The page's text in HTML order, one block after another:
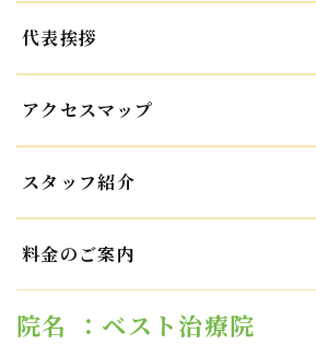
代表挨拶
アクセスマップ
スタッフ紹介
料金のご案内
院名 ：ベスト治療院